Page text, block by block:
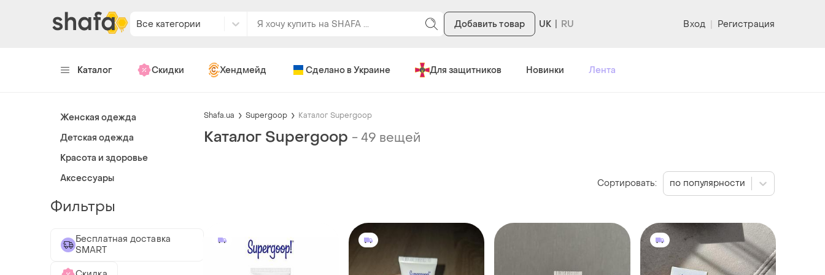
Все категории Добавить товар UK Вход | Регистрация
Каталог Скидки Хендмейд Сделано в Украине Для защитников Новинки Лента
Shafa.ua Supergoop Каталог Supergoop
Каталог Supergoop -49 вещей
Сортировать: по популярности
Женская одежда
Детская одежда
Красота и здоровье
Аксессуары
Фильтры
Бесплатная доставка
SMART